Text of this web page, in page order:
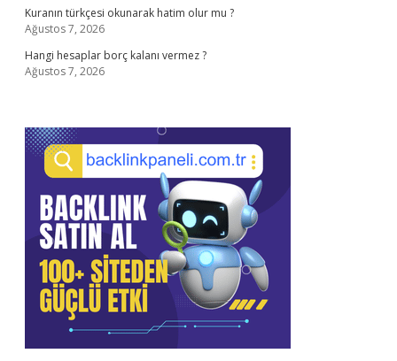
Kuranın türkçesi okunarak hatim olur mu ?
Ağustos 7, 2026
Hangi hesaplar borç kalanı vermez ?
Ağustos 7, 2026